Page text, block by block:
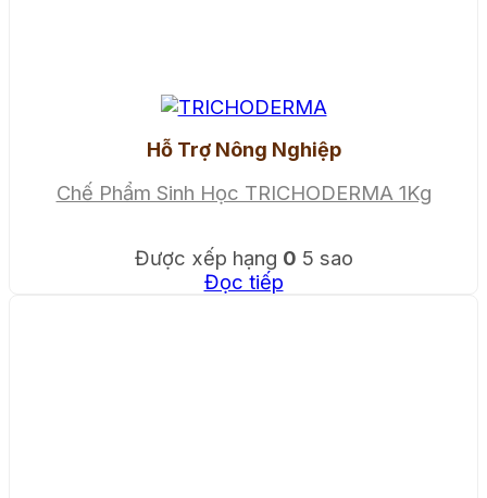
Hỗ Trợ Nông Nghiệp
Chế Phẩm Sinh Học TRICHODERMA 1Kg
Được xếp hạng 0 5 sao
Đọc tiếp